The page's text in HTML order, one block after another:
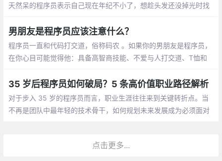
天然呆的程序员表示自己现在年纪不小了，想趁头发还没掉光时找
男朋友是程序员应该注意什么？
程序员一直和代码打交道，俗称码农 。如果你的男朋友是程序员，
在你心目可能觉得他：具备高智商技能、不爱与人打交道、T恤和
相处呢，需要你应该注意什么呢？
35 岁后程序员如何破局？5 条高价值职业路径解析
对于步入 35 岁的程序员而言，职业生涯往往来到关键转折点。当
不再是团队中最年轻的技术骨干，如何规划未来发展成为必须面对
点击更多...